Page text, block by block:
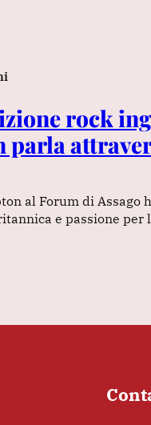
rock
al Forum di Assago
e passione per